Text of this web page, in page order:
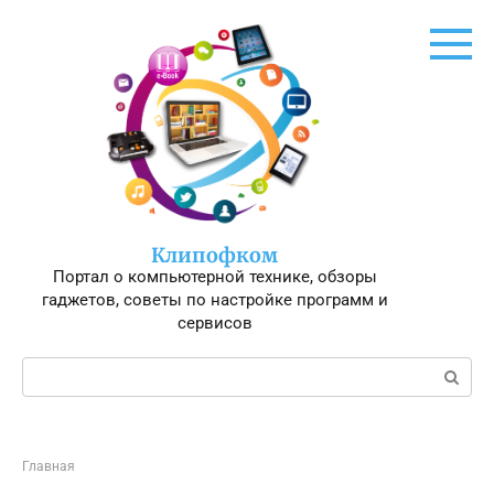
Клипофком
Портал о компьютерной технике, обзоры
гаджетов, советы по настройке программ и
сервисов
Поиск:
Главная